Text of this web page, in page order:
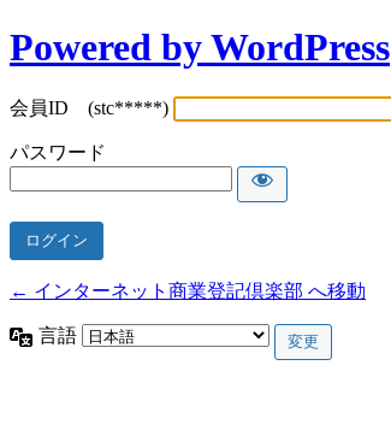
Powered by WordPress
会員ID (stc*****)
パスワード
← インターネット商業登記倶楽部 へ移動
言語